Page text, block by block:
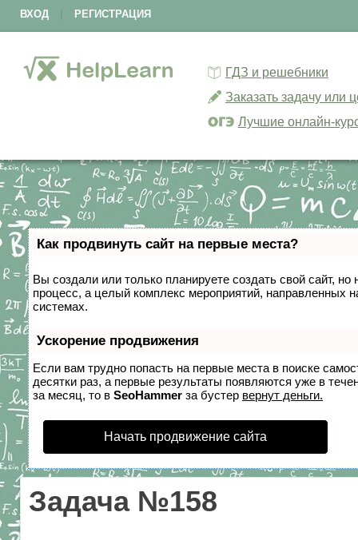
ВХОД РЕГИСТРАЦИЯ
ГДЗ и решебники
Заказать задачу или
Лучшие онлайн-
Как продвинуть сайт на первые места?
Вы создали или только планируете создать свой сайт,
процесс, а целый комплекс мероприятий, направленных
системах.
Ускорение продвижения
Если вам трудно попасть на первые места в поиске
десятки раз, а первые результаты появляются уже в
за месяц, то в SeoHammer за бустер вернут деньги.
Начать продвижение сайта
Задача №158